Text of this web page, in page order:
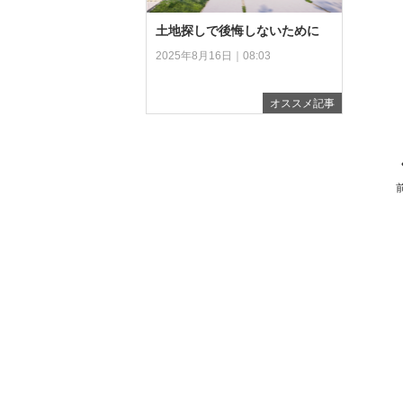
オススメ記事
土地探しで後悔しないために
2025年8月16日｜08:03